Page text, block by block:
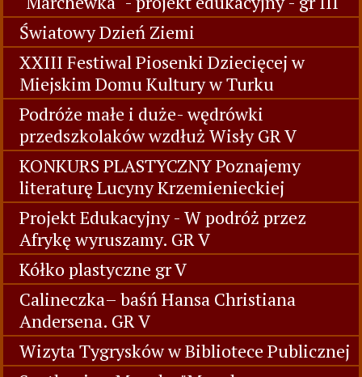
Światowy Dzień Ziemi
XXIII Festiwal Piosenki Dziecięcej w
Miejskim Domu Kultury w Turku
Podróże małe i duże- wędrówki
przedszkolaków wzdłuż Wisły GR V
KONKURS PLASTYCZNY Poznajemy
literaturę Lucyny Krzemienieckiej
Projekt Edukacyjny - W podróż przez
Afrykę wyruszamy. GR V
Kółko plastyczne gr V
Calineczka– baśń Hansa Christiana
Andersena. GR V
Wizyta Tygrysków w Bibliotece Publicznej